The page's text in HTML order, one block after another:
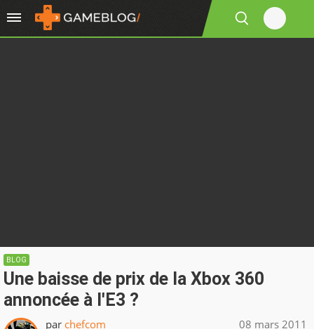
BLOG
Une baisse de prix de la Xbox 360
annoncée à l'E3 ?
par chefcom 08 mars 2011